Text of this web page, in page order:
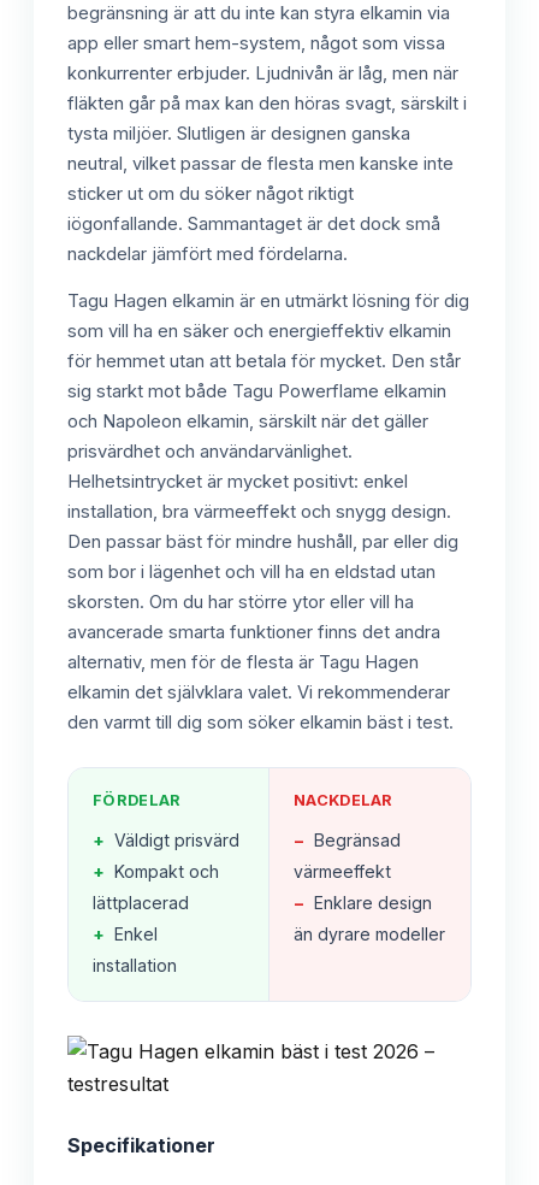
begränsning är att du inte kan styra elkamin via
app eller smart hem-system, något som vissa
konkurrenter erbjuder. Ljudnivån är låg, men när
fläkten går på max kan den höras svagt, särskilt i
tysta miljöer. Slutligen är designen ganska
neutral, vilket passar de flesta men kanske inte
sticker ut om du söker något riktigt
iögonfallande. Sammantaget är det dock små
nackdelar jämfört med fördelarna.
Tagu Hagen elkamin är en utmärkt lösning för dig
som vill ha en säker och energieffektiv elkamin
för hemmet utan att betala för mycket. Den står
sig starkt mot både Tagu Powerflame elkamin
och Napoleon elkamin, särskilt när det gäller
prisvärdhet och användarvänlighet.
Helhetsintrycket är mycket positivt: enkel
installation, bra värmeeffekt och snygg design.
Den passar bäst för mindre hushåll, par eller dig
som bor i lägenhet och vill ha en eldstad utan
skorsten. Om du har större ytor eller vill ha
avancerade smarta funktioner finns det andra
alternativ, men för de flesta är Tagu Hagen
elkamin det självklara valet. Vi rekommenderar
den varmt till dig som söker elkamin bäst i test.
FÖRDELAR
+ Väldigt prisvärd
+ Kompakt och
lättplacerad
+ Enkel
installation
NACKDELAR
− Begränsad
värmeeffekt
− Enklare design
än dyrare modeller
Specifikationer